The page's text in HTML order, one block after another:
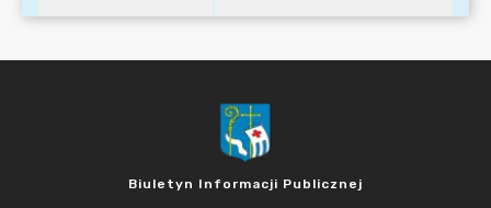
Biuletyn Informacji Publicznej